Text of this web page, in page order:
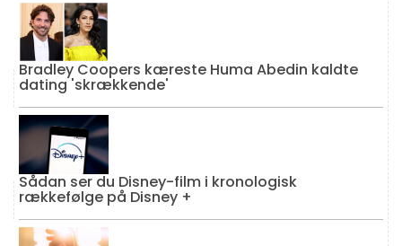
Bradley Coopers kæreste Huma Abedin kaldte
dating 'skrækkende'
Sådan ser du Disney-film i kronologisk
rækkefølge på Disney +